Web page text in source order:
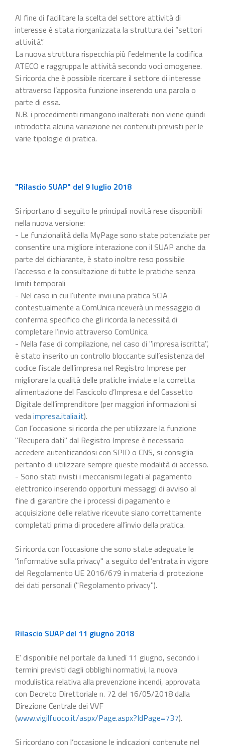
Al fine di facilitare la scelta del settore attività di
interesse è stata riorganizzata la struttura dei “settori
attività”.
La nuova struttura rispecchia più fedelmente la codifica
ATECO e raggruppa le attività secondo voci omogenee.
Si ricorda che è possibile ricercare il settore di interesse
attraverso l’apposita funzione inserendo una parola o
parte di essa.
N.B. i procedimenti rimangono inalterati: non viene quindi
introdotta alcuna variazione nei contenuti previsti per le
varie tipologie di pratica.
"Rilascio SUAP" del 9 luglio 2018
Si riportano di seguito le principali novità rese disponibili
nella nuova versione:
- Le funzionalità della MyPage sono state potenziate per
consentire una migliore interazione con il SUAP anche da
parte del dichiarante, è stato inoltre reso possibile
l'accesso e la consultazione di tutte le pratiche senza
limiti temporali
- Nel caso in cui l’utente invii una pratica SCIA
contestualmente a ComUnica riceverà un messaggio di
conferma specifico che gli ricorda la necessità di
completare l’invio attraverso ComUnica
- Nella fase di compilazione, nel caso di "impresa iscritta",
è stato inserito un controllo bloccante sull’esistenza del
codice fiscale dell’impresa nel Registro Imprese per
migliorare la qualità delle pratiche inviate e la corretta
alimentazione del Fascicolo d’Impresa e del Cassetto
Digitale dell’imprenditore (per maggiori informazioni si
vedaimpresa.italia.it).
Con l’occasione si ricorda che per utilizzare la funzione
"Recupera dati" dal Registro Imprese è necessario
accedere autenticandosi con SPID o CNS, si consiglia
pertanto di utilizzare sempre queste modalità di accesso.
- Sono stati rivisti i meccanismi legati al pagamento
elettronico inserendo opportuni messaggi di avviso al
fine di garantire che i processi di pagamento e
acquisizione delle relative ricevute siano correttamente
completati prima di procedere all’invio della pratica.
Si ricorda con l’occasione che sono state adeguate le
"informative sulla privacy" a seguito dell’entrata in vigore
del Regolamento UE 2016/679 in materia di protezione
dei dati personali ("Regolamento privacy").
Rilascio SUAP del 11 giugno 2018
E’ disponibile nel portale da lunedì 11 giugno, secondo i
termini previsti dagli obblighi normativi, la nuova
modulistica relativa alla prevenzione incendi, approvata
con Decreto Direttoriale n. 72 del 16/05/2018 dalla
Direzione Centrale dei VVF
(www.vigilfuoco.it/aspx/Page.aspx?IdPage=737).
Si ricordano con l’occasione le indicazioni contenute nel